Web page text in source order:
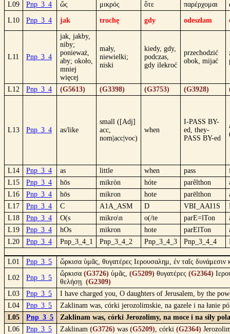
L09
Pnp_3_4 ὥς μικρός ὅτε παρέρχομαι
L10 Pnp_3_4 jak trochę gdy odeszłam
L11 Pnp_3_4
jak, jakby,
niby;
ponieważ,
aby; około,
mniej
więcej
mały,
niewielki;
niski
kiedy, gdy,
podczas,
gdy ilekroć
przechodzić
obok, mijać
L12 Pnp_3_4 (G5613) (G3398) (G3753) (G3928)
L13 Pnp_3_4 as/like
small ([Adj]
acc,
nom|acc|voc)
when
I-PASS BY-
ed, they-
PASS BY-ed
L14 Pnp_3_4 as little when pass
L15
Pnp_3_4 hōs mikròn hóte parêlthon
L16
Pnp_3_4 hōs mikron hote parēlthon
L17
Pnp_3_4 C A1A_ASM D VBI_AAI1S
L18
Pnp_3_4 O(s mikro\n o(/te parE=lTon
L19
Pnp_3_4 hOs mikron hote parElTon
L20
Pnp_3_4 Pnp_3_4_1 Pnp_3_4_2 Pnp_3_4_3 Pnp_3_4_4
L01 Pnp_3_5 ὥρκισα ὑμᾶς, θυγατέρες Ιερουσαλημ, ἐν ταῖς δυνάμεσιν
L02 Pnp_3_5
ὥρκισα (G3726) ὑμᾶς, (G5209) θυγατέρες (G2364)
θελήσῃ. (G2309)
L03
Pnp_3_5
I have charged you, O daughters of Jerusalem, by the
L04
Pnp_3_5
Zaklinam was, córki jerozolimskie, na gazele i na łanie
L05
Pnp_3_5
Zaklinam was, córki Jerozolimy, na moce i na siły
L06
Pnp_3_5 Zaklinam (G3726) was (G5209), córki (G2364)